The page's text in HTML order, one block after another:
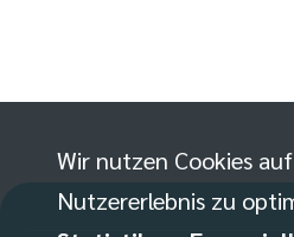
Wir nutzen Cookies
Nutzererlebnis zu